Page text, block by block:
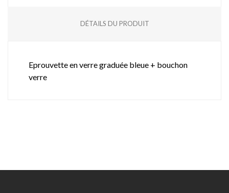
DÉTAILS DU PRODUIT
Eprouvette en verre graduée bleue + bouchon
verre